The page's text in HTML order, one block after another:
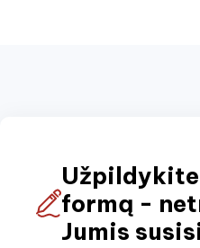
formą -
Jumis